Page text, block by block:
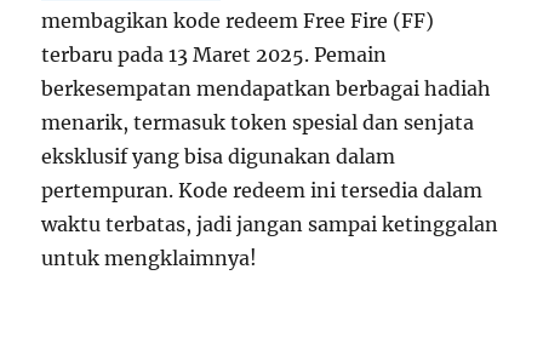
membagikan kode redeem Free Fire (FF)
terbaru pada 13 Maret 2025. Pemain
berkesempatan mendapatkan berbagai hadiah
menarik, termasuk token spesial dan senjata
eksklusif yang bisa digunakan dalam
pertempuran. Kode redeem ini tersedia dalam
waktu terbatas, jadi jangan sampai ketinggalan
untuk mengklaimnya!